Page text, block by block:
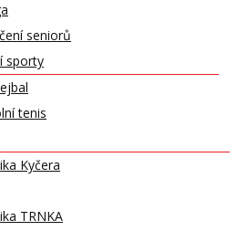
seniorů
sporty
tenis
Kyčera
TRNKA